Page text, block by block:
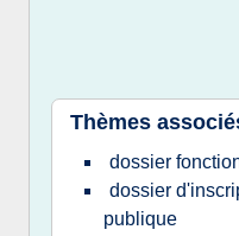
Thèmes
dossier
dossier
publique